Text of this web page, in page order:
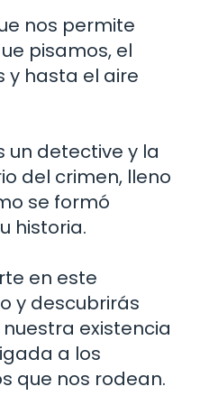
nos permite
pisamos, el
y hasta el aire
un detective y la
del crimen, lleno
se formó
historia.
en este
y descubrirás
existencia
a los
que nos rodean.